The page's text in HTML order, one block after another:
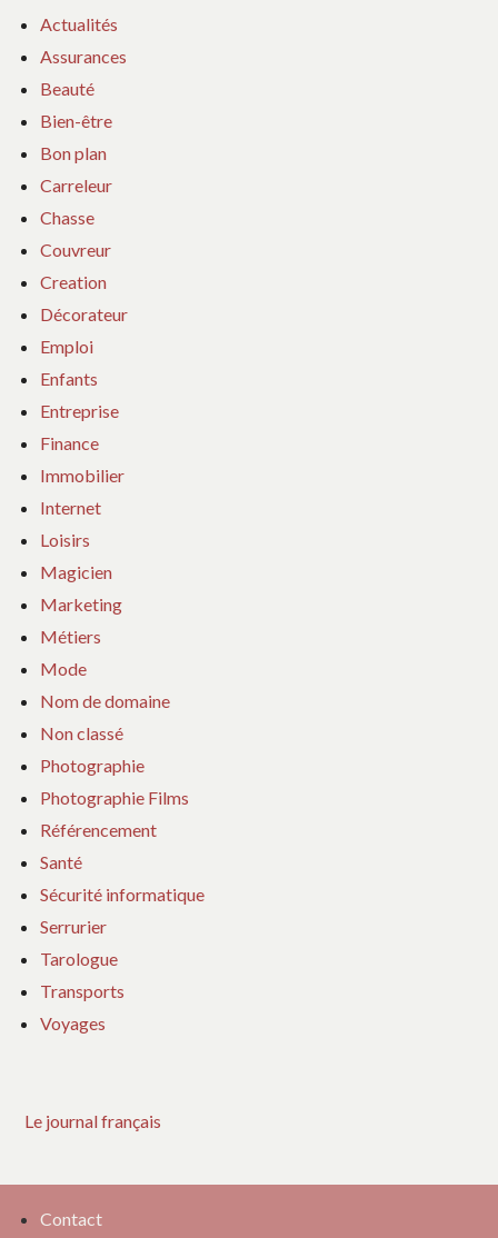
Actualités
Assurances
Beauté
Bien-être
Bon plan
Carreleur
Chasse
Couvreur
Creation
Décorateur
Emploi
Enfants
Entreprise
Finance
Immobilier
Internet
Loisirs
Magicien
Marketing
Métiers
Mode
Nom de domaine
Non classé
Photographie
Photographie Films
Référencement
Santé
Sécurité informatique
Serrurier
Tarologue
Transports
Voyages
Le journal français
Contact